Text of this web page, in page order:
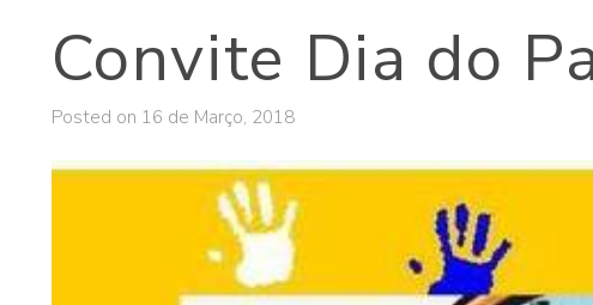
Convite Dia do
Posted on 16 de Março, 2018